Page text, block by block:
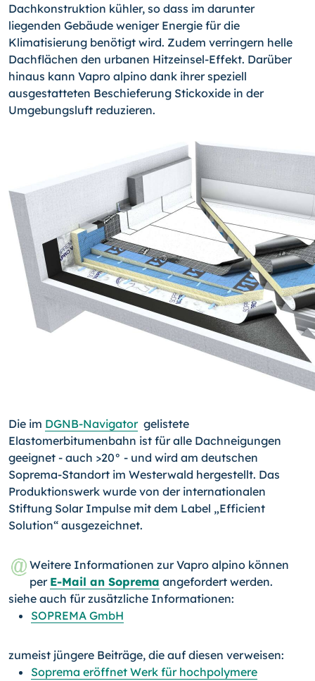
Dachkonstruktion kühler, so dass im darunter
liegenden Gebäude weniger Energie für die
Klimatisierung benötigt wird. Zudem verringern helle
Dachflächen den urbanen Hitzeinsel-Effekt. Darüber
hinaus kann Vapro alpino dank ihrer speziell
ausgestatteten Beschieferung Stickoxide in der
Umgebungsluft reduzieren.
Die im DGNB-Navigatorgelistete
Elastomerbitumenbahn ist für alle Dachneigungen
geeignet - auch >20° - und wird am deutschen
Soprema-Standort im Westerwald hergestellt. Das
Produktionswerk wurde von der internationalen
Stiftung Solar Impulse mit dem Label „Efficient
Solution“ ausgezeichnet.
Weitere Informationen zur Vapro alpino können
per E-Mail an Soprema angefordert werden.
siehe auch für zusätzliche Informationen:
SOPREMA GmbH
zumeist jüngere Beiträge, die auf diesen verweisen:
Soprema eröffnet Werk für hochpolymere